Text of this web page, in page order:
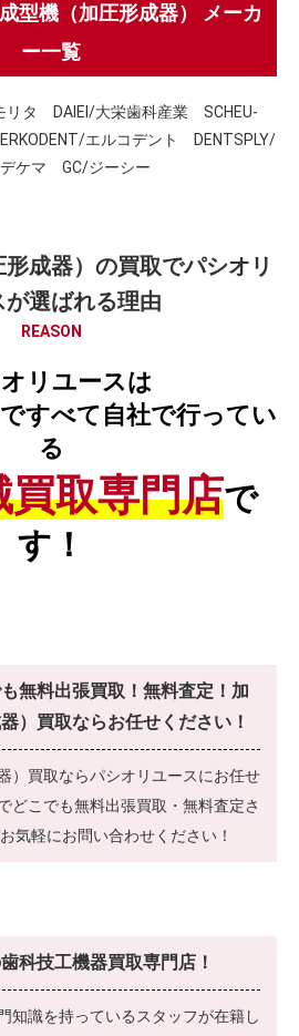
型機（加圧形成器） メーカ
ー一覧
リタ DAIEI/大栄歯科産業 SCHEU-
エルコデント DENTSPLY/
ケマ GC/ジーシー
成器）の買取でパシオリ
が選ばれる理由
REASON
リユースは
すべて自社で行ってい
る
買取専門店で
す！
無料出張買取！無料査定！加
）買取ならお任せください！
）買取ならパシオリユースにお任せ
どこでも無料出張買取・無料査定さ
気軽にお問い合わせください！
科技工機器買取専門店！
知識を持っているスタッフが在籍し